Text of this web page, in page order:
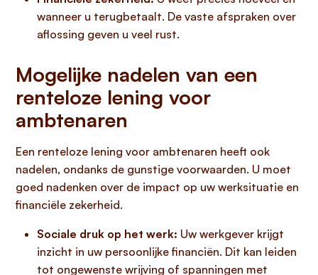
wanneer u terugbetaalt. De vaste afspraken over
aflossing geven u veel rust.
Mogelijke nadelen van een
renteloze lening voor
ambtenaren
Een renteloze lening voor ambtenaren heeft ook
nadelen, ondanks de gunstige voorwaarden. U moet
goed nadenken over de impact op uw werksituatie en
financiële zekerheid.
Sociale druk op het werk: Uw werkgever krijgt
inzicht in uw persoonlijke financiën. Dit kan leiden
tot ongewenste wrijving of spanningen met